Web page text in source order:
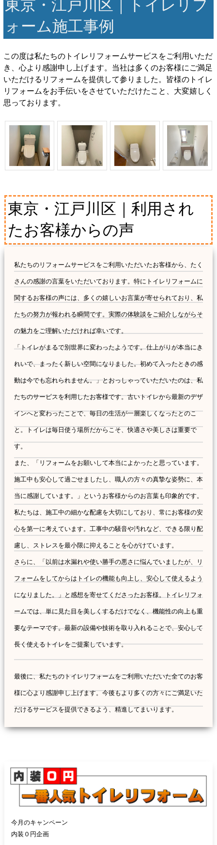
東京・江戸川区｜トイレリフ
ォーム施工事例
この度は私たちのトイレリフォームサービスをご利用いただ
き、心より感謝申し上げます。当社は多くのお客様にご満足
いただけるリフォームを提供して参りました。皆様のトイレ
リフォームをお手伝いをさせていただけたこと、大変嬉しく
思っております。
東京・江戸川区｜利用され
たお客様からの声
私たちのリフォームサービスをご利用いただいたお客様から、たく
さんの感謝の言葉をいただいております。特にトイレリフォームに
関するお客様の声には、多くの嬉しいお言葉が寄せられており、私
たちの努力が報われる瞬間です。実際の体験談をご紹介しながらそ
の魅力をご理解いただければ幸いです。
「トイレがまるで別世界に変わったようです。仕上がりが本当にき
れいで、まったく新しい空間になりました。初めて入ったときの感
動は今でも忘れられません。」とおっしゃっていただいたのは、私
たちのサービスを利用したお客様です。古いトイレから最新のデザ
インへと変わったことで、毎日の生活が一層楽しくなったとのこ
と。トイレは毎日使う場所だからこそ、快適さや美しさは重要で
す。
また、「リフォームをお願いして本当によかったと思っています。
施工中も安心して過ごせましたし、職人の方々の真摯な姿勢に、本
当に感謝しています。」というお客様からのお言葉も印象的です。
私たちは、施工中の細かな配慮を大切にしており、常にお客様の安
心を第一に考えています。工事中の騒音や汚れなど、できる限り配
慮し、ストレスを最小限に抑えることを心がけています。
さらに、「以前は水漏れや使い勝手の悪さに悩んでいましたが、リ
フォームをしてからはトイレの機能も向上し、安心して使えるよう
になりました。」と感想を寄せてくださったお客様。トイレリフォ
ームでは、単に見た目を美しくするだけでなく、機能性の向上も重
要なテーマです。最新の設備や技術を取り入れることで、安心して
長く使えるトイレをご提案しています。
最後に、私たちのトイレリフォームをご利用いただいた全てのお客
様に心より感謝申し上げます。今後もより多くの方々にご満足いた
だけるサービスを提供できるよう、精進してまいります。
今月のキャンペーン
内装０円企画